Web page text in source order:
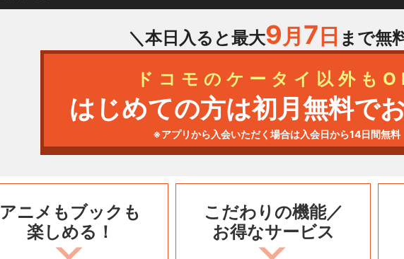
＼本日入ると最大9月 7 日 まで無
ドコモのケータイ以外も
はじめての方は初月無料で
※アプリから入会いただく場合は入会日から14日間無料
アニメもブックも
楽しめる！
こだわりの機能／
お得なサービス